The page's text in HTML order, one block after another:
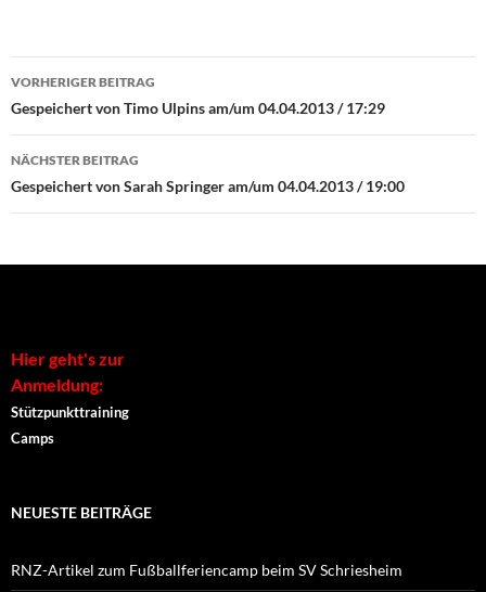
Beitrags-
Navigation
VORHERIGER BEITRAG
Gespeichert von Timo Ulpins am/um 04.04.2013 / 17:29
NÄCHSTER BEITRAG
Gespeichert von Sarah Springer am/um 04.04.2013 / 19:00
Hier geht's zur
Anmeldung:
Stützpunkttraining
Camps
NEUESTE BEITRÄGE
RNZ-Artikel zum Fußballferiencamp beim SV Schriesheim